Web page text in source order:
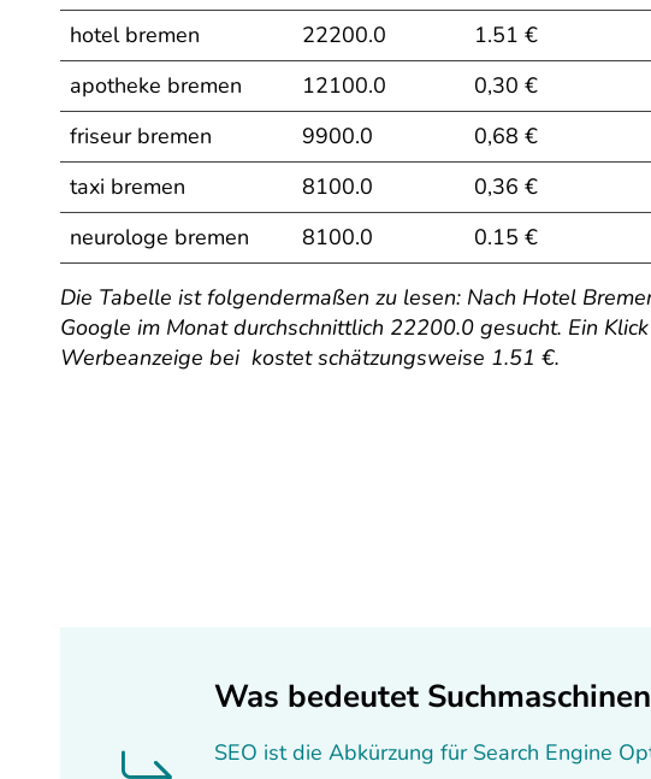
hotel bremen
22200.0
1.51 €
apotheke bremen
12100.0
0,30 €
friseur bremen
9900.0
0,68 €
taxi bremen
8100.0
0,36 €
neurologe bremen
8100.0 0.15 €
Die Tabelle ist folgendermaßen zu lesen: Nach Hotel
Google im Monat durchschnittlich 22200.0 gesucht. Ein
Werbeanzeige bei kostet schätzungsweise 1.51 €.
Was bedeutet
SEO ist die Abkürzung für Search Engine